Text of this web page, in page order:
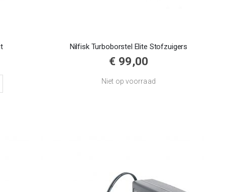
Nilfisk Turboborstel Elite Stofzuigers
€ 99,00
Niet op voorraad